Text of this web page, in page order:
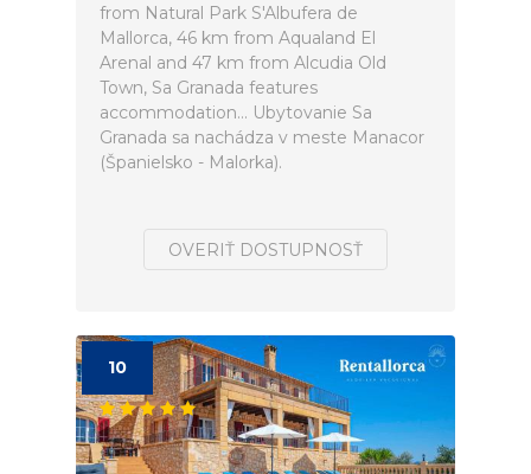
from Natural Park S'Albufera de
Mallorca, 46 km from Aqualand El
Arenal and 47 km from Alcudia Old
Town, Sa Granada features
accommodation... Ubytovanie Sa
Granada sa nachádza v meste Manacor
(Španielsko - Malorka).
OVERIŤ DOSTUPNOSŤ
10